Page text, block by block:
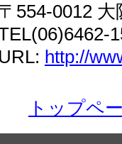
554-0012
URL: http://
トップペ